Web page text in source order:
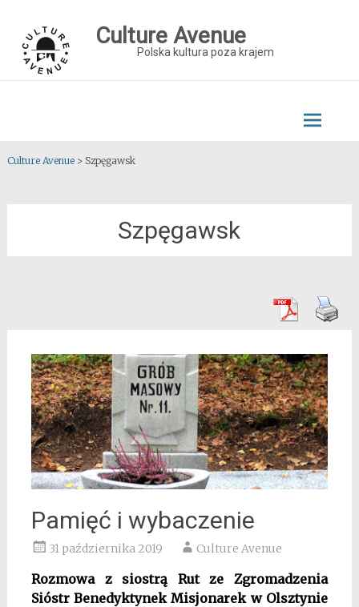
content
Culture Avenue
Polska kultura poza krajem
Culture Avenue> Szpęgawsk
Szpęgawsk
Pamięć i wybaczenie
31 października 2019 Culture Avenue
Rozmowa z siostrą Rut ze Zgromadzenia
Sióstr Benedyktynek Misjonarek w Olsztynie